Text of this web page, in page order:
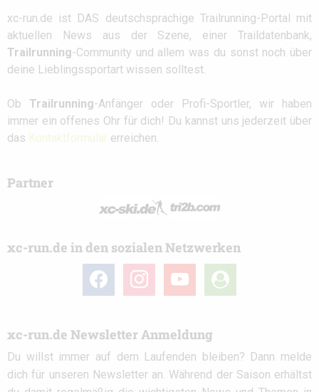
xc-run.de ist DAS deutschsprachige Trailrunning-Portal mit
aktuellen News aus der Szene, einer Traildatenbank,
Trailrunning-Community und allem was du sonst noch über
deine Lieblingssportart wissen solltest.
Ob Trailrunning-Anfänger oder Profi-Sportler, wir haben
immer ein offenes Ohr für dich! Du kannst uns jederzeit über
das Kontaktformular erreichen.
Partner
xc-run.de in den sozialen Netzwerken
facebook instagramyoutube
user-
circle
xc-run.de Newsletter Anmeldung
Du willst immer auf dem Laufenden bleiben? Dann melde
dich für unseren Newsletter an. Während der Saison erhältst